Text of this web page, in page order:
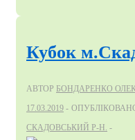
Кубок
АВТОР БОНДАРЕНКО
17.03.2019
СКАДОВСЬКИЙ Р-Н.